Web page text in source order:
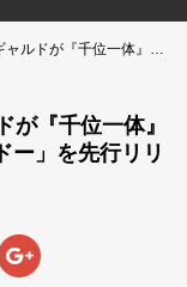
トを解禁。「千のリビドー」を先行リリース
が『千位一体』
ー」を先行リリ